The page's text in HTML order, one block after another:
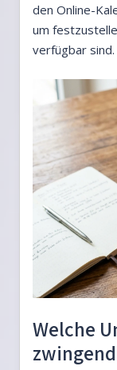
den Online-
um
verfügbar sind.
Welche